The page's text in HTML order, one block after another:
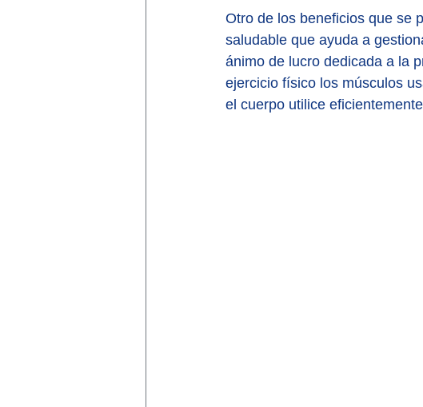
Otro de los beneficios que se
saludable que ayuda a
ánimo de lucro dedicada a la
ejercicio físico los músculos
el cuerpo utilice